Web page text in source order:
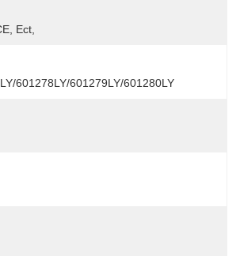
Ect,
601278LY/601279LY/601280LY